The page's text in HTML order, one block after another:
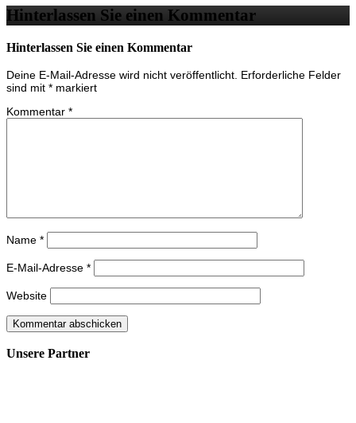
Hinterlassen Sie einen Kommentar
Hinterlassen Sie einen Kommentar
Deine E-Mail-Adresse wird nicht veröffentlicht. Erforderliche Felder
sind mit * markiert
Kommentar *
Name *
E-Mail-Adresse *
Website
Unsere Partner